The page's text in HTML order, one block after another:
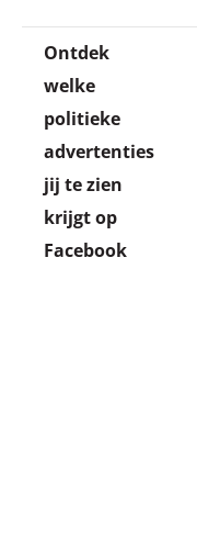
Ontdek
welke
politieke
advertenties
jij te zien
krijgt op
Facebook